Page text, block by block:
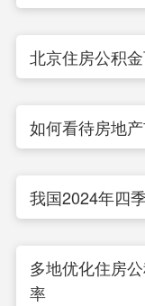
北京住房公积
如何看待房地
我国2024年四
多地优化住房
率